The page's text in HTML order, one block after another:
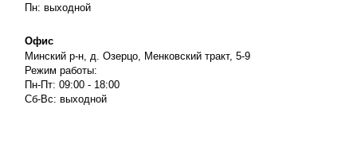
Пн: выходной
Офис
Минский р-н, д. Озерцо, Менковский тракт, 5-9
Режим работы:
Пн-Пт: 09:00 - 18:00
Сб-Вс: выходной